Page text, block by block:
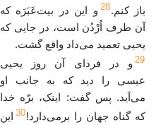
باز کنم.28 و این در بیت‌عَبَرَه که
آن طرف اُرْدُن است، در جایی که
یحیی تعمید می‌داد واقع گشت.
29 و در فردای آن روز یحیی
عیسی را دید که به جانب او
می‌آید. پس گفت: اینک، برّه خدا
که گناه جهان را برمی‌دارد!30 این